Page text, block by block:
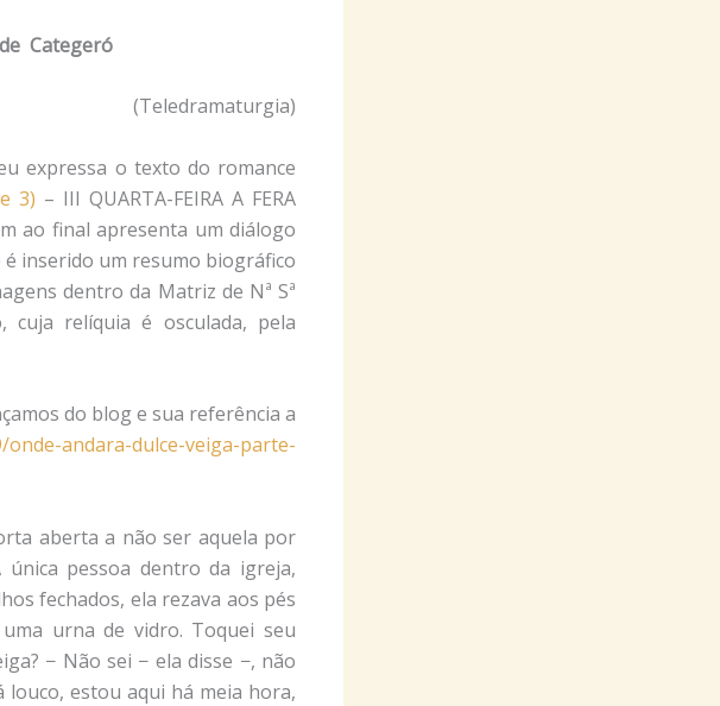
Categeró
(Teledramaturgia)
expressa o texto do romance
3) – III QUARTA-FEIRA A FERA
ao final apresenta um diálogo
inserido um resumo biográfico
dentro da Matriz de Nª Sª
relíquia é osculada, pela
do blog e sua referência a
andara-dulce-veiga-parte-
aberta a não ser aquela por
pessoa dentro da igreja,
fechados, ela rezava aos pés
urna de vidro. Toquei seu
− Não sei − ela disse −, não
louco, estou aqui há meia hora,